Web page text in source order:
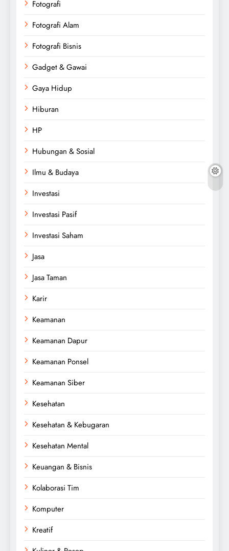
Fotografi
Fotografi Alam
Fotografi Bisnis
Gadget & Gawai
Gaya Hidup
Hiburan
HP
Hubungan & Sosial
Ilmu & Budaya
Investasi
Investasi Pasif
Investasi Saham
Jasa
Jasa Taman
Karir
Keamanan
Keamanan Dapur
Keamanan Ponsel
Keamanan Siber
Kesehatan
Kesehatan & Kebugaran
Kesehatan Mental
Keuangan & Bisnis
Kolaborasi Tim
Komputer
Kreatif